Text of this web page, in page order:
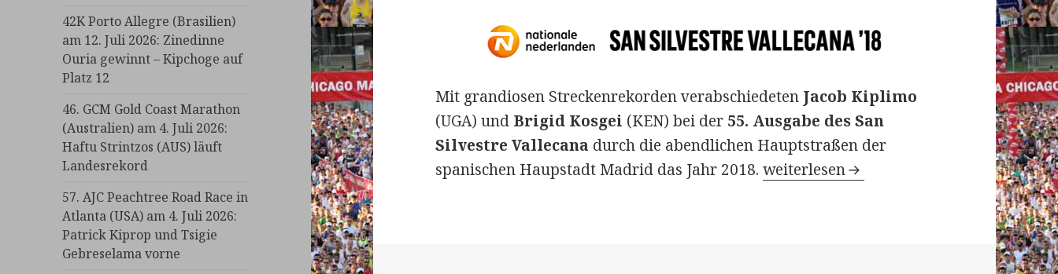
42K Porto Allegre (Brasilien)
am 12. Juli 2026: Zinedinne
Ouria gewinnt – Kipchoge auf
Platz 12
46. GCM Gold Coast Marathon
(Australien) am 4. Juli 2026:
Haftu Strintzos (AUS) läuft
Landesrekord
57. AJC Peachtree Road Race in
Atlanta (USA) am 4. Juli 2026:
Patrick Kiprop und Tsigie
Gebreselama vorne
Mit grandiosen Streckenrekorden verabschiedeten Jacob Kiplimo
(UGA) und Brigid Kosgei (KEN) bei der 55. Ausgabe des San
Silvestre Vallecana durch die abendlichen Hauptstraßen der
spanischen Haupstadt Madrid das Jahr 2018.55. San Silvestre Vallecana (Madrid)
weiterlesen